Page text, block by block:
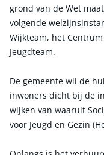
grond van de Wet
volgende
Wijkteam, het
Jeugdteam.
De gemeente wil de
inwoners dicht bij de
wijken van waaruit
voor Jeugd en Gezin